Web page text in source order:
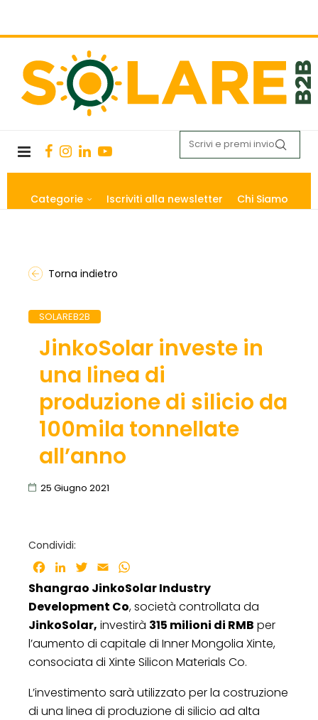
Categorie Iscriviti alla newsletter Chi Siamo
Torna indietro
SOLAREB2B
JinkoSolar investe in
una linea di
produzione di silicio da
100mila tonnellate
all’anno
25 Giugno 2021
Condividi:
Facebook
LinkedInTwitter
Email
Shangrao JinkoSolar Industry
Development Co, società controllata da
JinkoSolar, investirà 315 milioni di RMB per
l’aumento di capitale di Inner Mongolia Xinte,
consociata di Xinte Silicon Materials Co.
L’investimento sarà utilizzato per la costruzione
di una linea di produzione di silicio ad alta